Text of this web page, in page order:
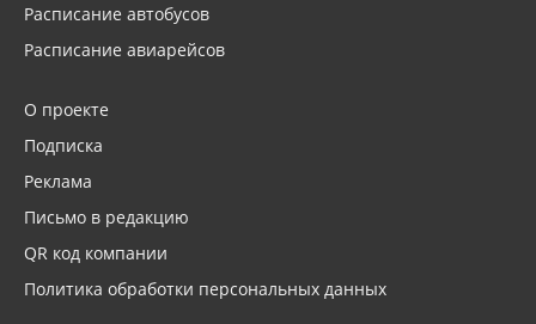
Расписание автобусов
Расписание авиарейсов
О проекте
Подписка
Реклама
Письмо в редакцию
QR код компании
Политика обработки персональных данных